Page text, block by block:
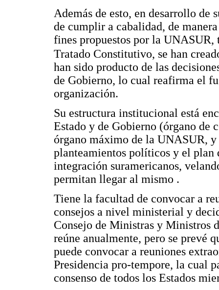
Además de esto, en desarrollo de
de cumplir a cabalidad, de
fines propuestos por la
Tratado Constitutivo, se han
han sido producto de las
de Gobierno, lo cual reafirma el
organización.
Su estructura institucional está
Estado y de Gobierno (órgano de
órgano máximo de la UNASUR, y
planteamientos políticos y el plan
integración suramericanos,
permitan llegar al mismo .
Tiene la facultad de convocar a
consejos a nivel ministerial y
Consejo de Ministras y Ministros
reúne anualmente, pero se prevé
puede convocar a reuniones
Presidencia pro-tempore, la cual
consenso de todos los Estados